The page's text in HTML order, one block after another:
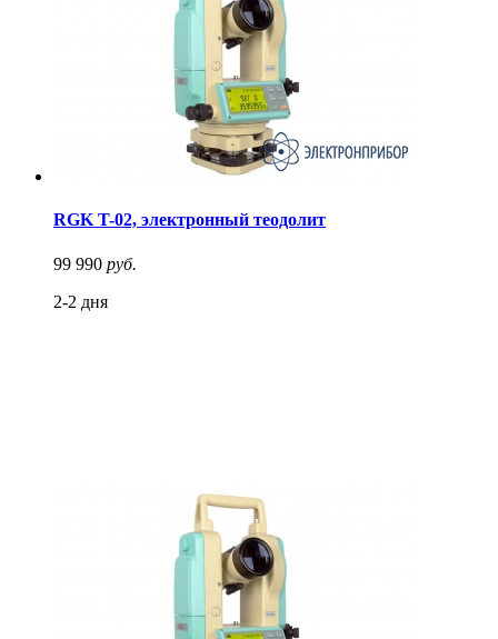
RGK T-02, электронный теодолит
99 990 руб.
2-2 дня